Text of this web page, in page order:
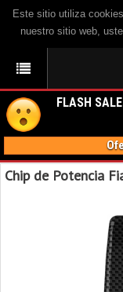
Este sitio utiliza
nuestro sitio web,
FLASH
Chip de Potencia